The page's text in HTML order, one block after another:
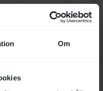
Om
bl
1400